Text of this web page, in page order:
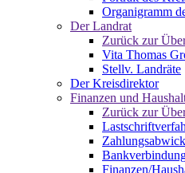
Organigramm
Der Landrat
Zurück zur
Vita Thomas
Stellv. Landräte
Der Kreisdirektor
Finanzen und
Zurück zur
Finanzen/